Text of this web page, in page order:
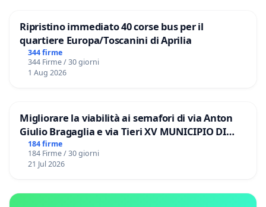
Ripristino immediato 40 corse bus per il
quartiere Europa/Toscanini di Aprilia
344 firme
344 Firme / 30 giorni
1 Aug 2026
Migliorare la viabilità ai semafori di via Anton
Giulio Bragaglia e via Tieri XV MUNICIPIO DI
ROMA
184 firme
184 Firme / 30 giorni
21 Jul 2026